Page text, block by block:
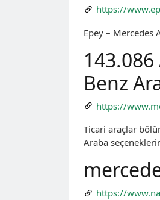
https://
Epey – Mercedes
Benz
https://
Ticari araçlar
Araba
https://